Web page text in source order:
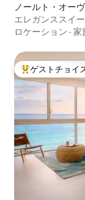
ノールト・オー
ト
エレガンススイ
ロケーション · 家
大好評のゲスト
ゲストチョイ